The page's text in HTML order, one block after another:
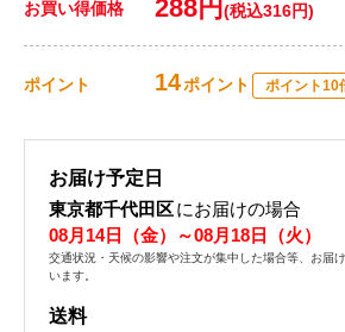
お買い得価格 288円 (税込316円)
ポイント 14ポイント ポイント10
お届け予定日
東京都千代田区にお届けの場合
08月14日（金）～08月18日（火）
交通状況・天候の影響や注文が集中した場合等、お届
います。
送料